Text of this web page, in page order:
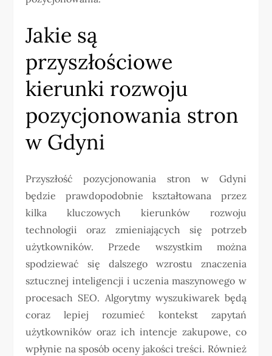
Jakie są
przyszłościowe
kierunki rozwoju
pozycjonowania stron
w Gdyni
Przyszłość pozycjonowania stron w Gdyni
będzie prawdopodobnie kształtowana przez
kilka kluczowych kierunków rozwoju
technologii oraz zmieniających się potrzeb
użytkowników. Przede wszystkim można
spodziewać się dalszego wzrostu znaczenia
sztucznej inteligencji i uczenia maszynowego w
procesach SEO. Algorytmy wyszukiwarek będą
coraz lepiej rozumieć kontekst zapytań
użytkowników oraz ich intencje zakupowe, co
wpłynie na sposób oceny jakości treści. Również